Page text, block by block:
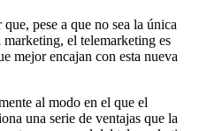
pese a que no sea la única
el telemarketing es
mejor encajan con esta nueva
al modo en el que el
una serie de ventajas que la